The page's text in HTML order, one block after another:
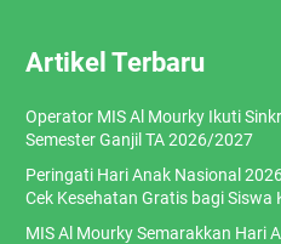
Artikel Terbaru
Operator MIS Al Mourky Ikuti
Semester Ganjil TA 2026/2027
Peringati Hari Anak Nasional
Cek Kesehatan Gratis bagi Siswa
MIS Al Mourky Semarakkan Hari